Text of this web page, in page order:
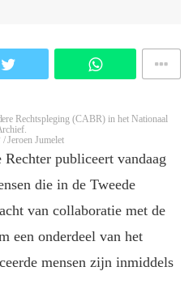
Rechtspleging (CABR) in het Nationaal
Jeroen Jumelet
publiceert vandaag
die in de Tweede
van collaboratie met de
een onderdeel van het
mensen zijn inmiddels